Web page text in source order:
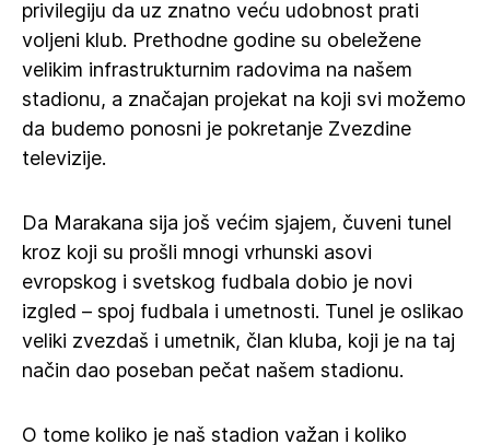
privilegiju da uz znatno veću udobnost prati
voljeni klub. Prethodne godine su obeležene
velikim infrastrukturnim radovima na našem
stadionu, a značajan projekat na koji svi možemo
da budemo ponosni je pokretanje Zvezdine
televizije.
Da Marakana sija još većim sjajem, čuveni tunel
kroz koji su prošli mnogi vrhunski asovi
evropskog i svetskog fudbala dobio je novi
izgled – spoj fudbala i umetnosti. Tunel je oslikao
veliki zvezdaš i umetnik, član kluba, koji je na taj
način dao poseban pečat našem stadionu.
O tome koliko je naš stadion važan i koliko